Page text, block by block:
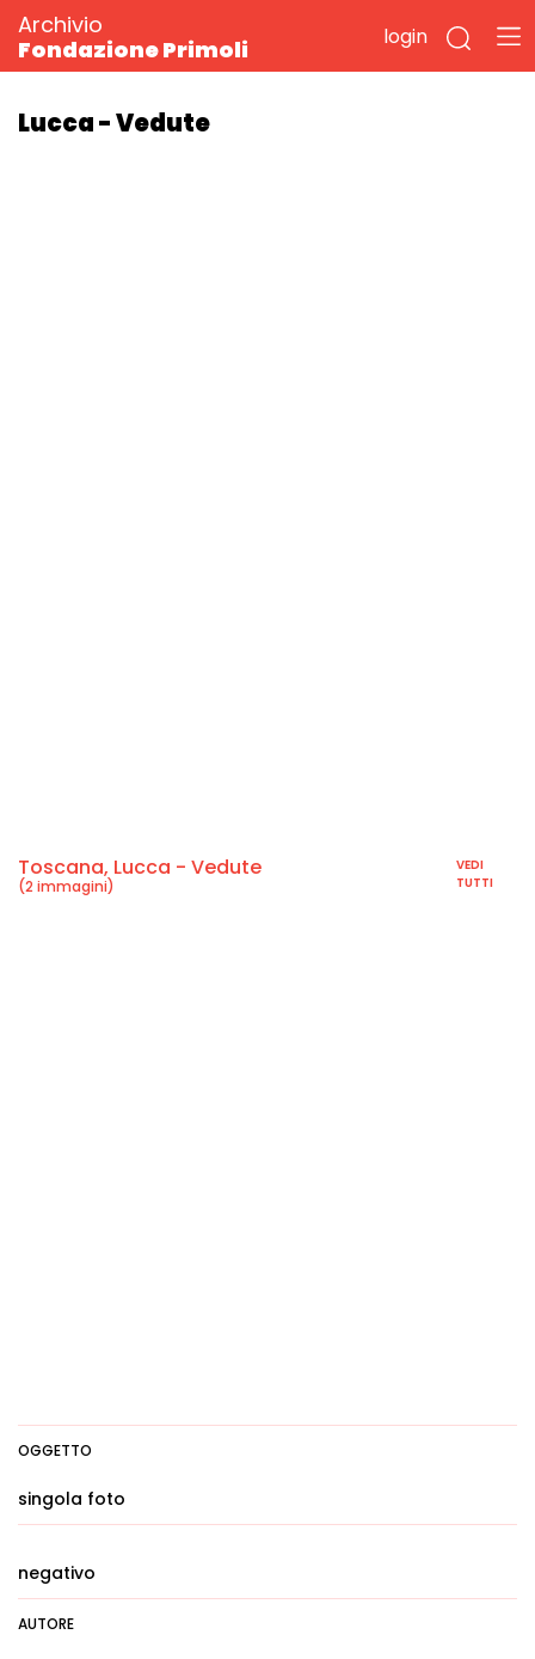
Archivio
Fondazione Primoli
login
Lucca - Vedute
Toscana, Lucca - Vedute
(2 immagini)
VEDI
TUTTI
OGGETTO
singola foto
negativo
AUTORE